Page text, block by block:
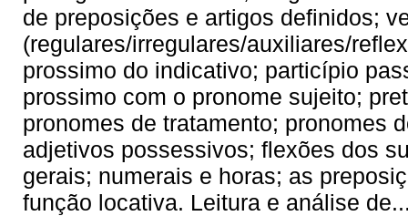
de preposições e artigos definidos;
(regulares/irregulares/auxiliares/
prossimo do indicativo; particípio
prossimo com o pronome sujeito;
pronomes de tratamento; pronomes
adjetivos possessivos; flexões dos
gerais; numerais e horas; as
função locativa. Leitura e análise de